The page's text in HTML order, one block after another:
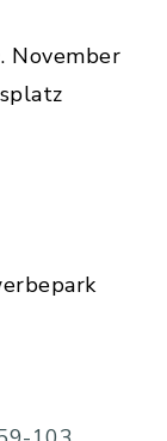
November